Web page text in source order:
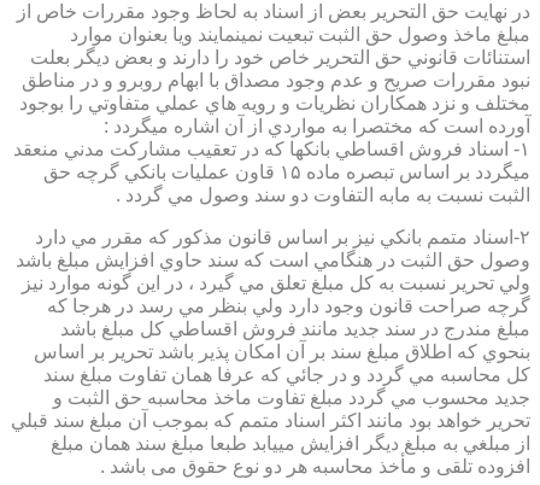
در نهايت حق التحرير بعض از اسناد به لحاظ وجود مقررات خاص از
مبلغ ماخذ وصول حق الثبت تبعيت نمينمايند ويا بعنوان موارد
استنائات قانوني حق التحرير خاص خود را دارند و بعض ديگر بعلت
نبود مقررات صريح و عدم وجود مصداق با ابهام روبرو و در مناطق
مختلف و نزد همكاران نظريات و رويه هاي عملي متفاوتي را بوجود
آورده است كه مختصرا به مواردي از آن اشاره ميگردد :
۱- اسناد فروش اقساطي بانكها كه در تعقيب مشاركت مدني منعقد
ميگردد بر اساس تبصره ماده ۱۵ قاون عمليات بانكي گرچه حق
الثبت نسبت به مابه التفاوت دو سند وصول مي گردد .
۲-اسناد متمم بانكي نيز بر اساس قانون مذكور كه مقرر مي دارد
وصول حق الثبت در هنگامي است كه سند حاوي افزايش مبلغ باشد
ولي تحرير نسبت به كل مبلغ تعلق مي گيرد ، در اين گونه موارد نيز
گرچه صراحت قانون وجود دارد ولي بنظر مي رسد در هرجا كه
مبلغ مندرج در سند جديد مانند فروش اقساطي كل مبلغ باشد
بنحوي كه اطلاق مبلغ سند بر آن امكان پذير باشد تحرير بر اساس
كل محاسبه مي گردد و در جائي كه عرفا همان تفاوت مبلغ سند
جديد محسوب مي گردد مبلغ تفاوت ماخذ محاسبه حق الثبت و
تحرير خواهد بود مانند اكثر اسناد متمم كه بموجب آن مبلغ سند قبلي
از مبلغي به مبلغ ديگر افزايش مييابد طبعا مبلغ سند همان مبلغ
افزوده تلقی و مأخذ محاسبه هر دو نوع حقوق می باشد .